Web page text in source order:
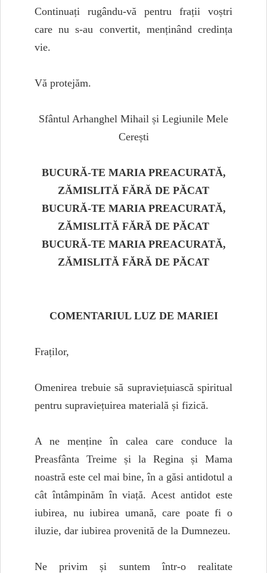
Continuați rugându-vă pentru frații voștri
care nu s-au convertit, menținând credința
vie.
Vă protejăm.
Sfântul Arhanghel Mihail și Legiunile Mele
Cerești
BUCURĂ-TE MARIA PREACURATĂ,
ZĂMISLITĂ FĂRĂ DE PĂCAT
BUCURĂ-TE MARIA PREACURATĂ,
ZĂMISLITĂ FĂRĂ DE PĂCAT
BUCURĂ-TE MARIA PREACURATĂ,
ZĂMISLITĂ FĂRĂ DE PĂCAT
COMENTARIUL LUZ DE MARIEI
Fraților,
Omenirea trebuie să supraviețuiască spiritual
pentru supraviețuirea materială și fizică.
A ne menține în calea care conduce la
Preasfânta Treime și la Regina și Mama
noastră este cel mai bine, în a găsi antidotul a
cât întâmpinăm în viață. Acest antidot este
iubirea, nu iubirea umană, care poate fi o
iluzie, dar iubirea provenită de la Dumnezeu.
Ne privim și suntem într-o realitate